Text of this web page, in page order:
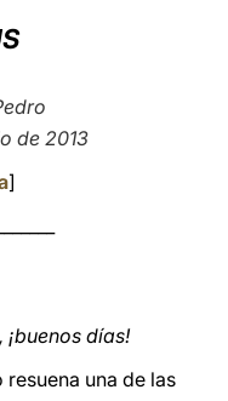
de 2013
]
días!
una de las